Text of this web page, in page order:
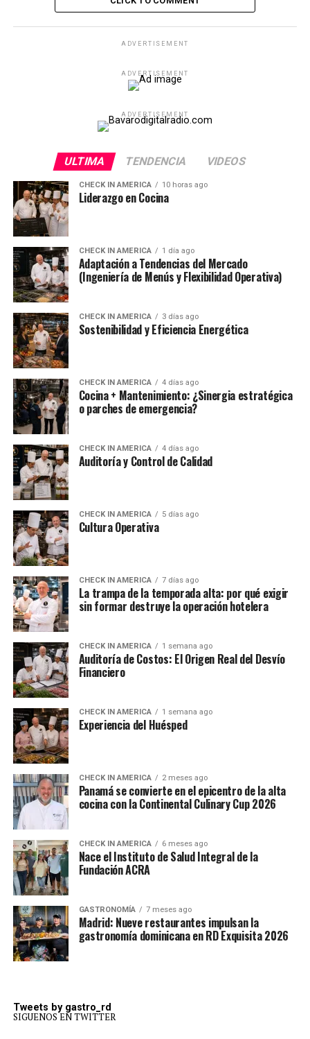
ADVERTISEMENT
ADVERTISEMENT
ADVERTISEMENT
ULTIMA TENDENCIA VIDEOS
CHECK IN AMERICA 10 horas ago
Liderazgo en Cocina
CHECK IN AMERICA 1 día ago
Adaptación a Tendencias del Mercado
(Ingeniería de Menús y Flexibilidad Operativa)
CHECK IN AMERICA 3 días ago
Sostenibilidad y Eficiencia Energética
CHECK IN AMERICA 4 días ago
Cocina + Mantenimiento: ¿Sinergia estratégica
o parches de emergencia?
CHECK IN AMERICA 4 días ago
Auditoría y Control de Calidad
CHECK IN AMERICA 5 días ago
Cultura Operativa
CHECK IN AMERICA 7 días ago
La trampa de la temporada alta: por qué exigir
sin formar destruye la operación hotelera
CHECK IN AMERICA 1 semana ago
Auditoría de Costos: El Origen Real del Desvío
Financiero
CHECK IN AMERICA 1 semana ago
Experiencia del Huésped
CHECK IN AMERICA 2 meses ago
Panamá se convierte en el epicentro de la alta
cocina con la Continental Culinary Cup 2026
CHECK IN AMERICA 6 meses ago
Nace el Instituto de Salud Integral de la
Fundación ACRA
GASTRONOMÍA 7 meses ago
Madrid: Nueve restaurantes impulsan la
gastronomía dominicana en RD Exquisita 2026
Tweets by gastro_rd
SIGUENOS EN TWITTER